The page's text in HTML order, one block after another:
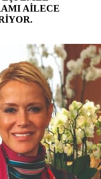
AİLECE